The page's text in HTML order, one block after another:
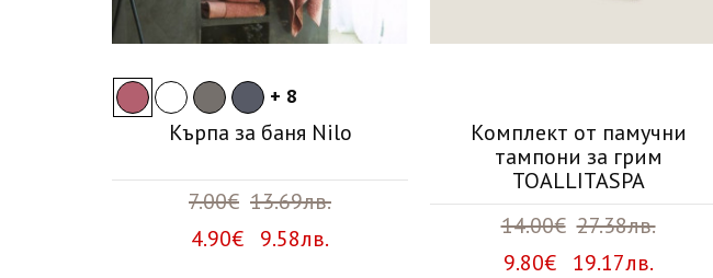
+ 8
Кърпа за баня Nilo
7.00€ 13.69лв.
4.90€ 9.58лв.
Комплект от памучни
тампони за грим
TOALLITASPA
14.00€ 27.38лв.
9.80€ 19.17лв.